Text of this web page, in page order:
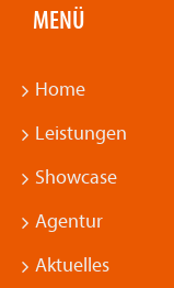
MENÜ
Home
Leistungen
Showcase
Agentur
Aktuelles